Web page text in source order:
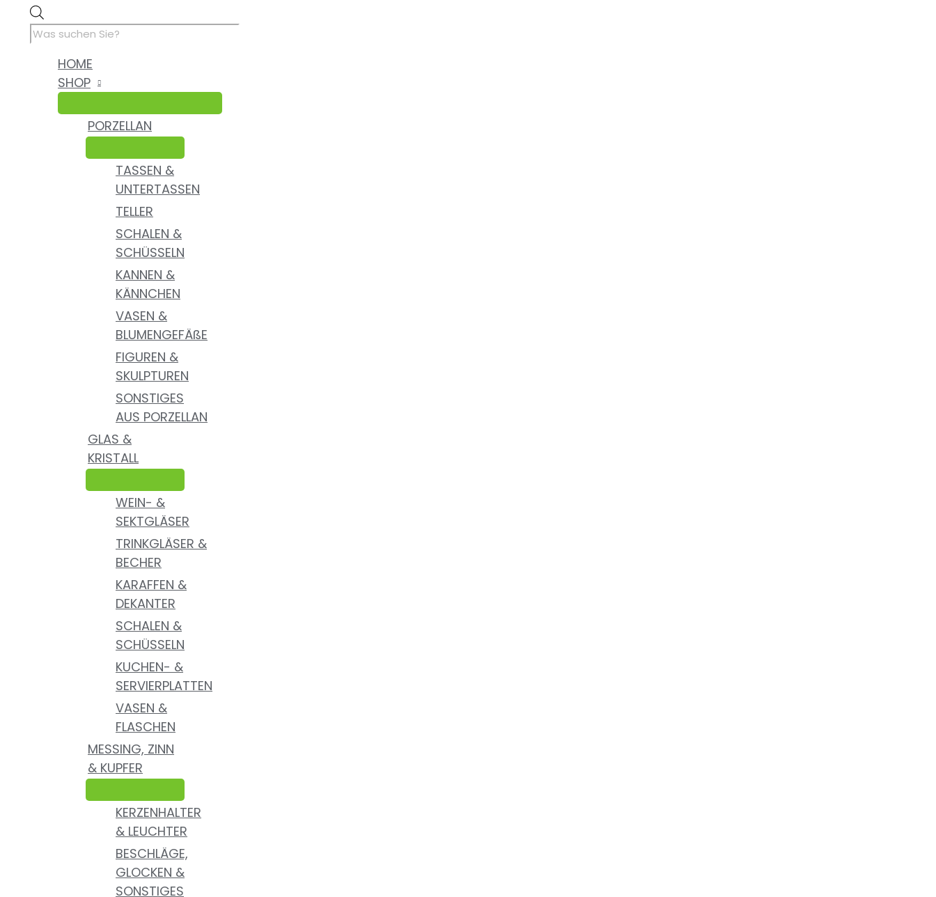
Inhalt
springen
search
HOME
SHOP
PORZELLAN
TASSEN &
UNTERTASSEN
TELLER
SCHALEN &
SCHÜSSELN
KANNEN &
KÄNNCHEN
VASEN &
BLUMENGEFÄßE
FIGUREN &
SKULPTUREN
SONSTIGES
AUS PORZELLAN
GLAS &
KRISTALL
WEIN- &
SEKTGLÄSER
TRINKGLÄSER &
BECHER
KARAFFEN &
DEKANTER
SCHALEN &
SCHÜSSELN
KUCHEN- &
SERVIERPLATTEN
VASEN &
FLASCHEN
MESSING, ZINN
& KUPFER
KERZENHALTER
& LEUCHTER
BESCHLÄGE,
GLOCKEN &
SONSTIGES
Aktualität